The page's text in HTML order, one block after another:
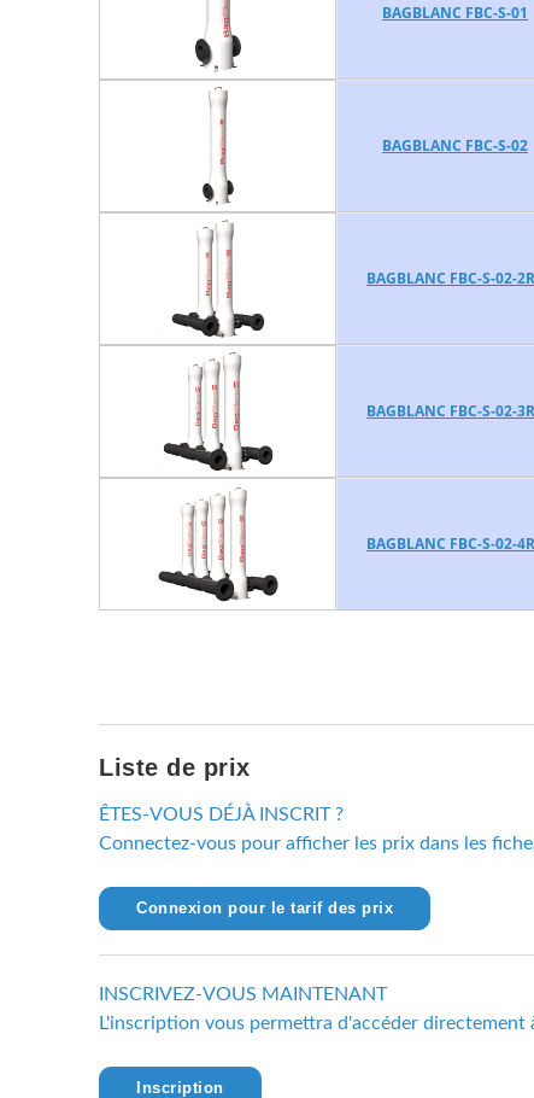
BAGBLANC FBC-S-01
BAGBLANC FBC-S-02
BAGBLANC FBC-S-02-
BAGBLANC FBC-S-02-
BAGBLANC FBC-S-02-
Liste de prix
ÊTES-VOUS DÉJÀ INSCRIT ?
Connectez-vous pour afficher les prix dans les
Connexion pour le tarif des prix
INSCRIVEZ-VOUS MAINTENANT
L'inscription vous permettra d'accéder
Inscription